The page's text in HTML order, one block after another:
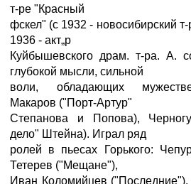
т-ре "Красный
фскел" (с 1932 - новосибирский
1936 - акт„р
Куйбышевского драм. т-ра. А.
глубокой мысли, сильной
воли, обладающих
Макаров ("Порт-Артур"
Степанова и Попова),
дело" Штейна). Играл ряд
ролей в пьесах Горького:
Тетерев ("Мещане"),
Иван Коломийцев